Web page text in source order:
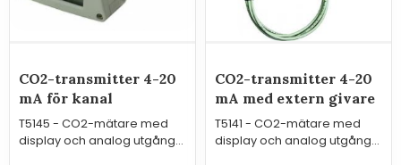
CO2-transmitter 4-20
mA för kanal
T5145 - CO2-mätare med
display och analog utgång
CO2-transmitter 4-20
mA med extern givare
T5141 - CO2-mätare med
display och analog utgång